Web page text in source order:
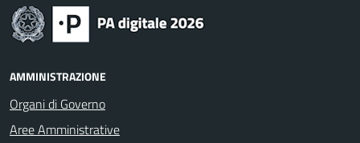
AMMINISTRAZIONE
Organi di Governo
Aree Amministrative